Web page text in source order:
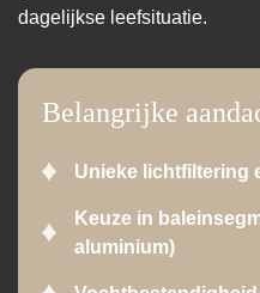
dagelijkse leefsituatie.
Belangrijke
Unieke lichtfiltering
Keuze in
aluminium)